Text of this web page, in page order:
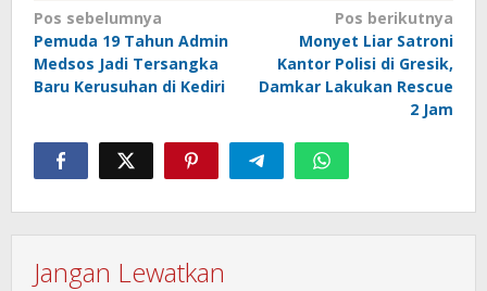
Navigasi
pos
Pos sebelumnya
Pemuda 19 Tahun Admin
Medsos Jadi Tersangka
Baru Kerusuhan di Kediri
Pos berikutnya
Monyet Liar Satroni
Kantor Polisi di Gresik,
Damkar Lakukan Rescue
2 Jam
Jangan Lewatkan